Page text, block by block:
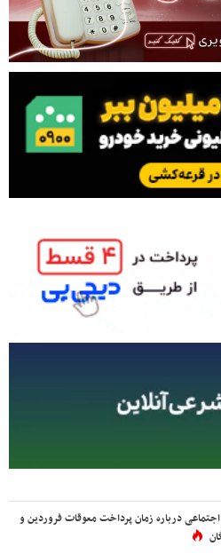
اجتماعی درباره زمان پرداخت معوقات فروردین و